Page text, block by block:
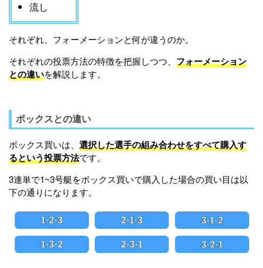
流し
それぞれ、フォーメーションと何が違うのか。
それぞれの投票方法の特徴を把握しつつ、 フォーメーション
との違いを解説します。
ボックスとの違い
ボックス買いは、 選択した選手の組み合わせをすべて購入す
るという投票方法です。
3連単で1~3号艇をボックス買いで購入した場合の買い目は以
下の通りになります。